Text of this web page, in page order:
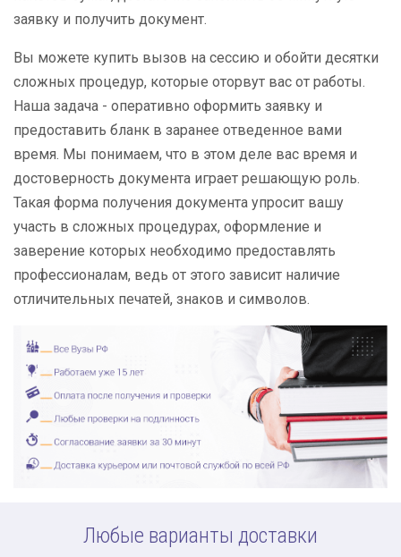
заявку и получить документ.
Вы можете купить вызов на сессию и обойти десятки
сложных процедур, которые оторвут вас от работы.
Наша задача - оперативно оформить заявку и
предоставить бланк в заранее отведенное вами
время. Мы понимаем, что в этом деле вас время и
достоверность документа играет решающую роль.
Такая форма получения документа упросит вашу
участь в сложных процедурах, оформление и
заверение которых необходимо предоставлять
профессионалам, ведь от этого зависит наличие
отличительных печатей, знаков и символов.
Любые варианты доставки